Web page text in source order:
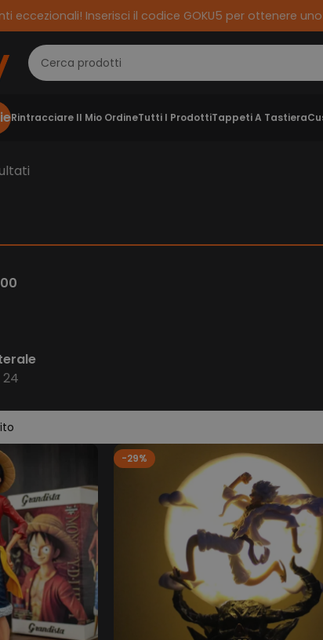
Rintracciare Il Mio OrdineTutti I ProdottiTappeti A Tastiera
24
-29%
eccezionali! Inserisci il codice GOKU5 per ottenere